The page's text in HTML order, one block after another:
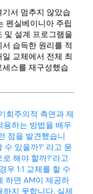
서 멈추지 않았습
펜실베이니아 주립
및 설계 프로그램을
습득한 원리를 적
교체에서 전체 최
스를 재구성했습
회주의적 측면과 제
용하는 방법을 배우
점을 발견했습니
수 있을까?' 라고 묻
로 해야 할까?’라고
우 1:1 교체를 할 수
하면 AM이 제공하
하지 못합니다. 실제